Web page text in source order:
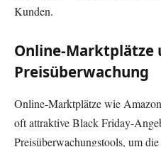
Kunden.
Online-Marktplätze
Preisüberwachung
Online-Marktplätze wie
oft attraktive Black Friday-
Preisüberwachungstools, um